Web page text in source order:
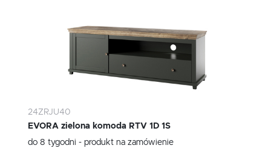
24ZRJU40
EVORA zielona komoda RTV 1D 1S
do 8 tygodni - produkt na zamówienie